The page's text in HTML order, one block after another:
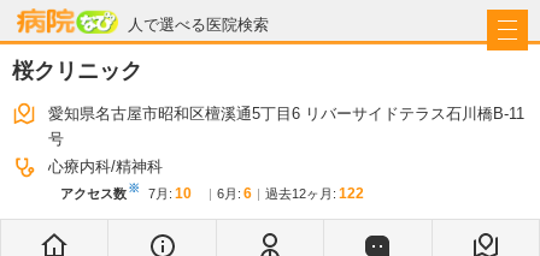
人で選べる医院検索
病院なび
桜クリニック
愛知県名古屋市昭和区檀溪通5丁目6 リバーサイドテラス石川橋B-11
号
心療内科 精神科
アクセス数※ 7月 : 10 6月 : 6 過去12ヶ月: 122